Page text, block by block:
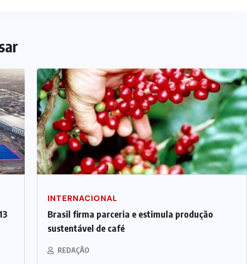
INTERNACIONAL
Brasil firma parceria e estimula produção
sustentável de café
REDAÇÃO